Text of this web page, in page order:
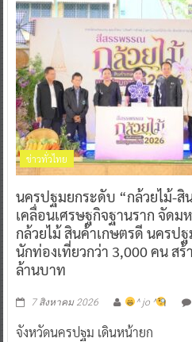
ข่าวทั่วไทย
นครปฐมยกระดับ “กล้วยไม้-
เคลื่อนเศรษฐกิจฐานราก จัดม
กล้วยไม้ สินค้าเกษตรดี นครป
นักท่องเที่ยวกว่า 3,000 คน สร้
ล้านบาท
7 สิงหาคม 2026 ^ jo ^
จังหวัดนครปฐม เดินหน้ายก